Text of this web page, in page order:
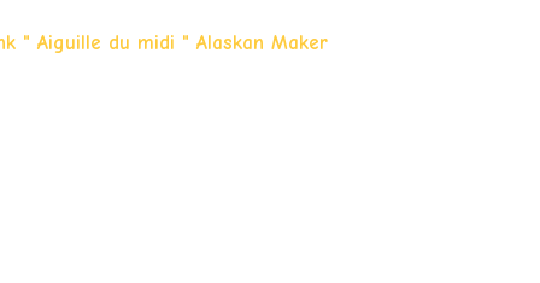
" Aiguille du midi " Alaskan Maker